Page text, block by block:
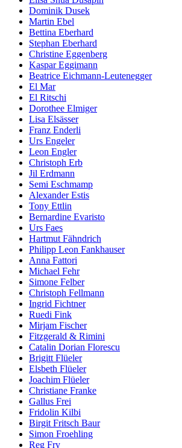
Dominik Dusek
Martin Ebel
Bettina Eberhard
Stephan Eberhard
Christine Eggenberg
Kaspar Eggimann
Beatrice Eichmann-Leutenegger
El Mar
El Ritschi
Dorothee Elmiger
Lisa Elsässer
Franz Enderli
Urs Engeler
Leon Engler
Christoph Erb
Jil Erdmann
Semi Eschmamp
Alexander Estis
Tony Ettlin
Bernardine Evaristo
Urs Faes
Hartmut Fähndrich
Philipp Leon Fankhauser
Anna Fattori
Michael Fehr
Simone Felber
Christoph Fellmann
Ingrid Fichtner
Ruedi Fink
Mirjam Fischer
Fitzgerald & Rimini
Catalin Dorian Florescu
Brigitt Flüeler
Elsbeth Flüeler
Joachim Flüeler
Christiane Franke
Gallus Frei
Fridolin Kilbi
Birgit Fritsch Baur
Simon Froehling
Reg Fry